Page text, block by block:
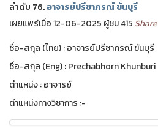
ลำดับ 76.อาจารย์ปรีชาภรณ์ ขันบุรี
เผยแพร่เมื่อ 12-06-2025 ผู้ชม 415 Share
ชื่อ-สกุล (ไทย) : อาจารย์ปรีชาภรณ์ ขันบุรี
ชื่อ-สกุล (Eng) : Prechabhorn Khunburi
ตำแหน่ง : อาจารย์
ตำแหน่งทางวิชาการ :-